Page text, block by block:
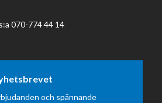
070-774 44 14
och spännande